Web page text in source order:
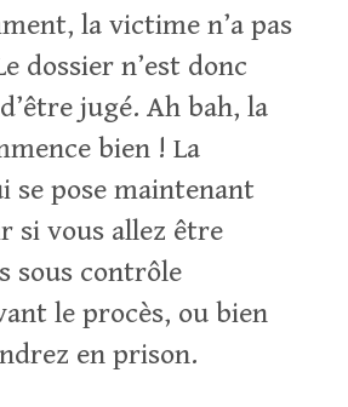
la victime n’a pas
dossier n’est donc
jugé. Ah bah, la
bien ! La
se pose maintenant
si vous allez être
sous contrôle
le procès, ou bien
en prison.